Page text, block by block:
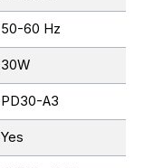
50-60 Hz
30W
PD30-A3
Yes